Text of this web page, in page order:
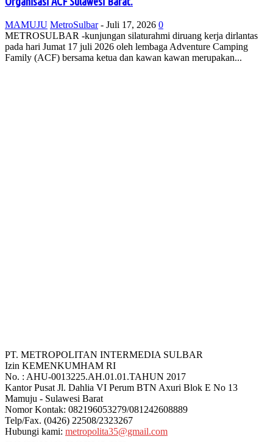
MAMUJU MetroSulbar - Juli 17, 2026 0
METROSULBAR -kunjungan silaturahmi diruang kerja dirlantas
pada hari Jumat 17 juli 2026 oleh lembaga Adventure Camping
Family (ACF) bersama ketua dan kawan kawan merupakan...
PT. METROPOLITAN INTERMEDIA SULBAR
Izin KEMENKUMHAM RI
No. : AHU-0013225.AH.01.01.TAHUN 2017
Kantor Pusat Jl. Dahlia VI Perum BTN Axuri Blok E No 13
Mamuju - Sulawesi Barat
Nomor Kontak: 082196053279/081242608889
Telp/Fax. (0426) 22508/2323267
Hubungi kami: metropolita35@gmail.com